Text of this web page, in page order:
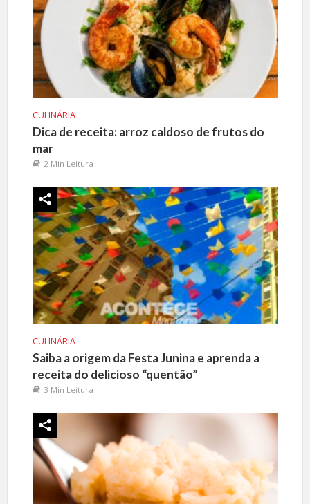
CULINÁRIA
Dica de receita: arroz caldoso de frutos do
mar
2 Min Leitura
CULINÁRIA
Saiba a origem da Festa Junina e aprenda a
receita do delicioso “quentão”
3 Min Leitura